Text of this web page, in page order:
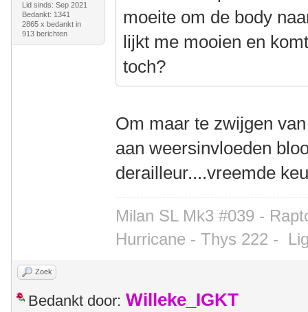
Lid sinds: Sep 2021
Bedankt: 1341
2865 x bedankt in
913 berichten
moeite om de body
lijkt me mooien en
toch?
Om maar te zwijgen
aan weersinvloeden
derailleur....vreemde
Milan SL Mk3 #039 -
Hurricane - Thys 222 -
Zoek
Bedankt door: Willeke_IGKT